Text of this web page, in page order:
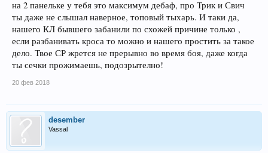
на 2 панельке у тебя это максимум дебаф, про Трик и Свич
ты даже не слышал наверное, топовый тыхарь. И таки да,
нашего КЛ бывшего забанили по схожей причине только ,
если разбанивать кроса то можно и нашего простить за такое
дело. Твое СР жрется не прерывно во время боя, даже когда
ты сечки прожимаешь, подозрытелно!
20 фев 2018
desember
Vassal